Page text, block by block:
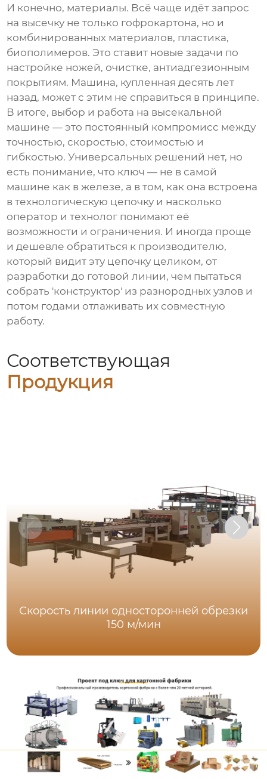
И конечно, материалы. Всё чаще идёт запрос
на высечку не только гофрокартона, но и
комбинированных материалов, пластика,
биополимеров. Это ставит новые задачи по
настройке ножей, очистке, антиадгезионным
покрытиям. Машина, купленная десять лет
назад, может с этим не справиться в принципе.
В итоге, выбор и работа на высекальной
машине — это постоянный компромисс между
точностью, скоростью, стоимостью и
гибкостью. Универсальных решений нет, но
есть понимание, что ключ — не в самой
машине как в железе, а в том, как она встроена
в технологическую цепочку и насколько
оператор и технолог понимают её
возможности и ограничения. И иногда проще
и дешевле обратиться к производителю,
который видит эту цепочку целиком, от
разработки до готовой линии, чем пытаться
собрать 'конструктор' из разнородных узлов и
потом годами отлаживать их совместную
работу.
Соответствующая
Продукция
Скорость линии односторонней обрезки
150 м/мин